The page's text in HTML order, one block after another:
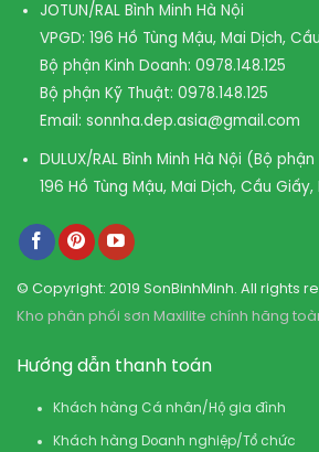
JOTUN/RAL Bình Minh Hà Nội
VPGD: 196 Hồ Tùng Mậu, Mai Dịch,
Bộ phận Kinh Doanh: 0978.148.125
Bộ phận Kỹ Thuật: 0978.148.125
Email: sonnha.dep.asia@gmail.com
DULUX/RAL Bình Minh Hà Nội (Bộ
196 Hồ Tùng Mậu, Mai Dịch, Cầu Giấy,
© Copyright: 2019 SonBinhMinh. All rights
Kho phân phối sơn Maxilite chính hãng
Hướng dẫn thanh toán
Khách hàng Cá nhân/Hộ gia đình
Khách hàng Doanh nghiệp/Tổ chức